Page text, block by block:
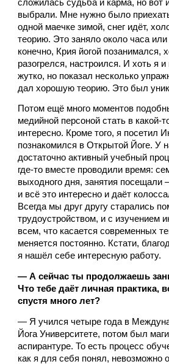
сложилась судьба и карма, но вот
выбрали. Мне нужно было
одной маечке зимой, снег идёт,
теорию. Это заняло около часа
конечно, Крия йогой позанимался,
разогрелся, настроился. И хоть я и
жутко, но показал несколько
дал хорошую теорию. Это был
Потом ещё много моментов
медийной персоной стать в какой-
интересно. Кроме того, я посетил
познакомился в Открытой Йоге. У
достаточно активный учебный
где-то вместе проводили время:
выходного дня, занятия посещали
и всё это интересно и даёт
Всегда мы друг другу старались
трудоустройством, и с изучением
всем, что касается современных
меняется постоянно. Кстати,
я нашёл себе интересную работу.
— А сейчас ты продолжаешь
Что тебе даёт личная практика,
спустя много лет?
— Я учился четыре года в
Йога Университете, потом был
аспирантуре. То есть процесс
как я для себя понял, невозможно